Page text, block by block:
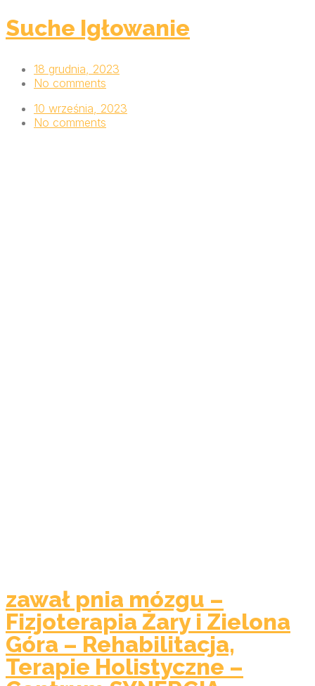
Suche Igłowanie
18 grudnia, 2023
No comments
10 września, 2023
No comments
zawał pnia mózgu –
Fizjoterapia Żary i Zielona
Góra – Rehabilitacja,
Terapie Holistyczne –